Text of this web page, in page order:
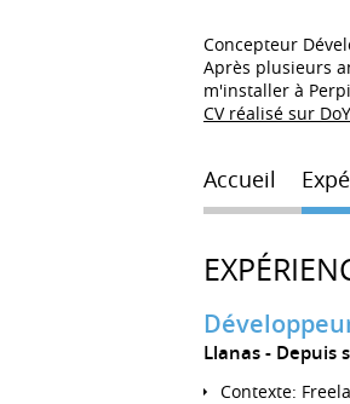
Concepteur
Après plusieurs
m'installer à
CV réalisé sur
Accueil
Llanas Depuis
Contexte: